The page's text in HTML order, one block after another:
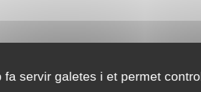
fa servir galetes i et permet